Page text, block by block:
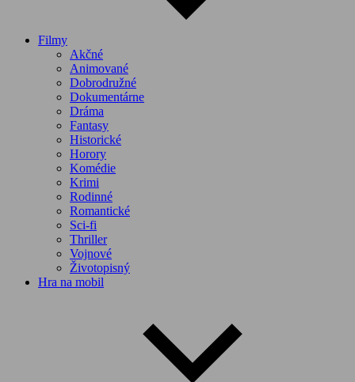
Filmy
Akčné
Animované
Dobrodružné
Dokumentárne
Dráma
Fantasy
Historické
Horory
Komédie
Krimi
Rodinné
Romantické
Sci-fi
Thriller
Vojnové
Životopisný
Hra na mobil